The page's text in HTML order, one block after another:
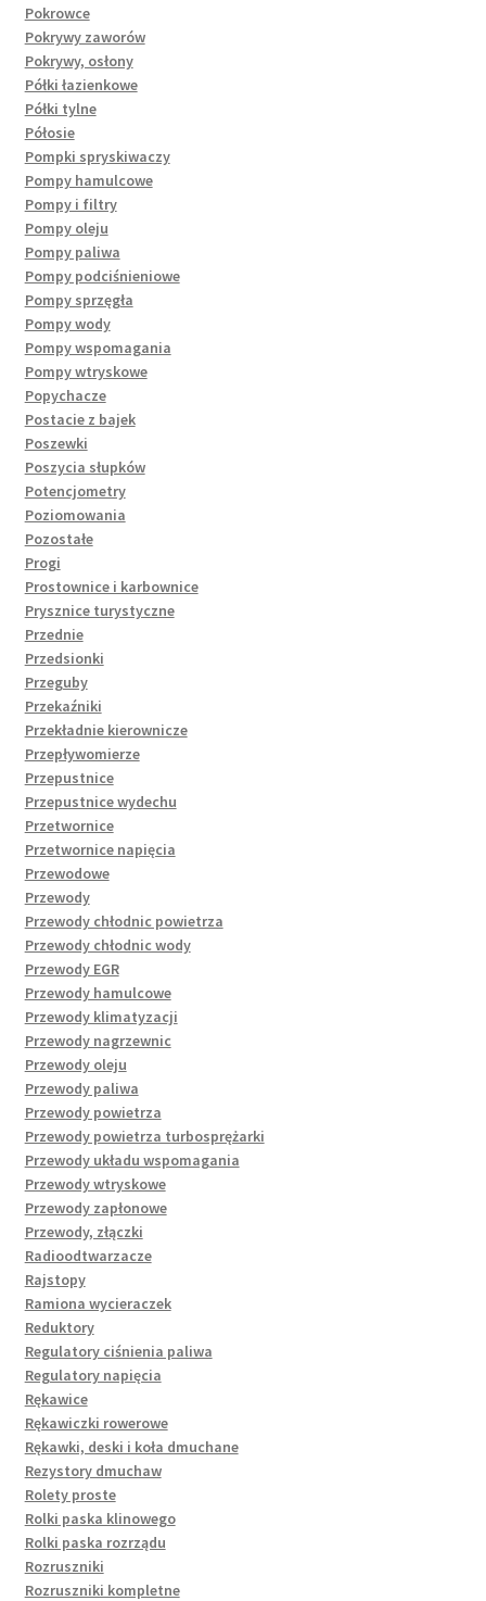
Pokrowce
Pokrywy zaworów
Pokrywy, osłony
Półki łazienkowe
Półki tylne
Półosie
Pompki spryskiwaczy
Pompy hamulcowe
Pompy i filtry
Pompy oleju
Pompy paliwa
Pompy podciśnieniowe
Pompy sprzęgła
Pompy wody
Pompy wspomagania
Pompy wtryskowe
Popychacze
Postacie z bajek
Poszewki
Poszycia słupków
Potencjometry
Poziomowania
Pozostałe
Progi
Prostownice i karbownice
Prysznice turystyczne
Przednie
Przedsionki
Przeguby
Przekaźniki
Przekładnie kierownicze
Przepływomierze
Przepustnice
Przepustnice wydechu
Przetwornice
Przetwornice napięcia
Przewodowe
Przewody
Przewody chłodnic powietrza
Przewody chłodnic wody
Przewody EGR
Przewody hamulcowe
Przewody klimatyzacji
Przewody nagrzewnic
Przewody oleju
Przewody paliwa
Przewody powietrza
Przewody powietrza turbosprężarki
Przewody układu wspomagania
Przewody wtryskowe
Przewody zapłonowe
Przewody, złączki
Radioodtwarzacze
Rajstopy
Ramiona wycieraczek
Reduktory
Regulatory ciśnienia paliwa
Regulatory napięcia
Rękawice
Rękawiczki rowerowe
Rękawki, deski i koła dmuchane
Rezystory dmuchaw
Rolety proste
Rolki paska klinowego
Rolki paska rozrządu
Rozruszniki
Rozruszniki kompletne